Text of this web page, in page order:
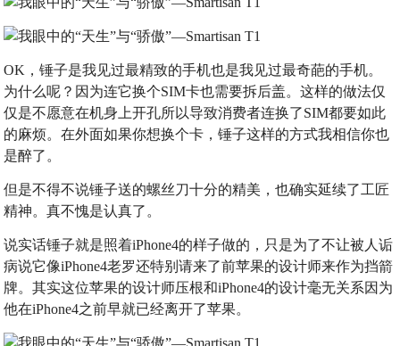
OK，锤子是我见过最精致的手机也是我见过最奇葩的手机。
为什么呢？因为连它换个SIM卡也需要拆后盖。这样的做法仅
仅是不愿意在机身上开孔所以导致消费者连换了SIM都要如此
的麻烦。在外面如果你想换个卡，锤子这样的方式我相信你也
是醉了。
但是不得不说锤子送的螺丝刀十分的精美，也确实延续了工匠
精神。真不愧是认真了。
说实话锤子就是照着iPhone4的样子做的，只是为了不让被人诟
病说它像iPhone4老罗还特别请来了前苹果的设计师来作为挡箭
牌。其实这位苹果的设计师压根和iPhone4的设计毫无关系因为
他在iPhone4之前早就已经离开了苹果。